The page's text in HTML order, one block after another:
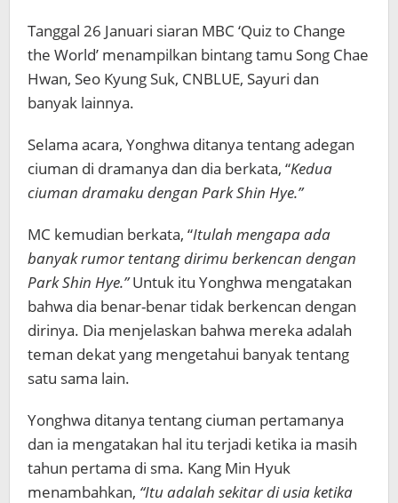
Tanggal 26 Januari siaran MBC ‘Quiz to Change
the World’ menampilkan bintang tamu Song Chae
Hwan, Seo Kyung Suk, CNBLUE, Sayuri dan
banyak lainnya.
Selama acara, Yonghwa ditanya tentang adegan
ciuman di dramanya dan dia berkata, “Kedua
ciuman dramaku dengan Park Shin Hye.”
MC kemudian berkata, “Itulah mengapa ada
banyak rumor tentang dirimu berkencan dengan
Park Shin Hye.”Untuk itu Yonghwa mengatakan
bahwa dia benar-benar tidak berkencan dengan
dirinya. Dia menjelaskan bahwa mereka adalah
teman dekat yang mengetahui banyak tentang
satu sama lain.
Yonghwa ditanya tentang ciuman pertamanya
dan ia mengatakan hal itu terjadi ketika ia masih
tahun pertama di sma. Kang Min Hyuk
menambahkan, “Itu adalah sekitar di usia ketika